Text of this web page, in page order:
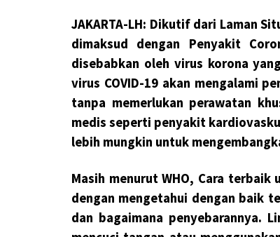
JAKARTA-LH: Dikutif dari Laman
dimaksud dengan Penyakit
disebabkan oleh virus korona
virus COVID-19 akan mengalami
tanpa memerlukan perawatan
medis seperti penyakit
lebih mungkin untuk
Masih menurut WHO, Cara
dengan mengetahui dengan baik
dan bagaimana penyebarannya.